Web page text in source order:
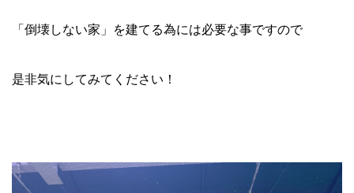
「倒壊しない家」を建てる為には必要な事ですので
是非気にしてみてください！